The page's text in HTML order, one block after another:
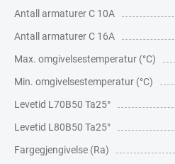
Antall armaturer C 10A
Antall armaturer C 16A
Max. omgivelsestemperatur (°C)
Min. omgivelsestemperatur (°C)
Levetid L70B50 Ta25°
Levetid L80B50 Ta25°
Fargegjengivelse (Ra)